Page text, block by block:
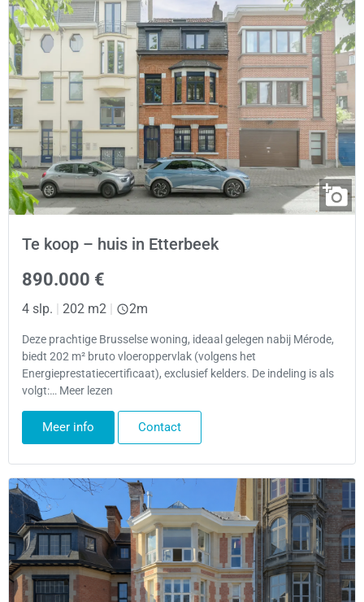
Te koop – huis in Etterbeek
890.000 €
4 slp. 202 m2 2m
Deze prachtige Brusselse woning, ideaal gelegen nabij Mérode,
biedt 202 m² bruto vloeroppervlak (volgens het
Energieprestatiecertificaat), exclusief kelders. De indeling is als
volgt:… Meer lezen
Meer info Contact